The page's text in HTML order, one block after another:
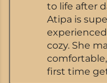
to life after
Atipa is
cozy. She
first time